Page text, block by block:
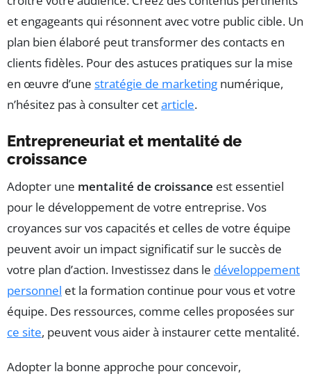
et engageants qui résonnent avec votre public cible. Un
plan bien élaboré peut transformer des contacts en
clients fidèles. Pour des astuces pratiques sur la mise
en œuvre d’une stratégie de marketing numérique,
n’hésitez pas à consulter cetarticle.
Entrepreneuriat et mentalité de
croissance
Adopter une mentalité de croissance est essentiel
pour le développement de votre entreprise. Vos
croyances sur vos capacités et celles de votre équipe
peuvent avoir un impact significatif sur le succès de
votre plan d’action. Investissez dans le développement
personnel et la formation continue pour vous et votre
équipe. Des ressources, comme celles proposées sur
ce site, peuvent vous aider à instaurer cette mentalité.
Adopter la bonne approche pour concevoir,